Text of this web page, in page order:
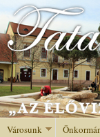
Városunk